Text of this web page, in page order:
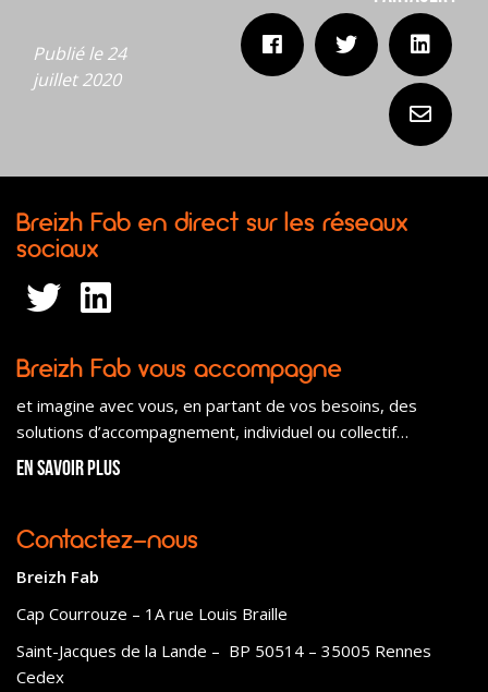
Publié le 24
juillet 2020
Breizh Fab vous accompagne
et imagine avec vous, en partant de vos besoins, des
solutions d’accompagnement, individuel ou collectif…
En savoir plus
Contactez-nous
Breizh Fab
Cap Courrouze – 1A rue Louis Braille
Saint-Jacques de la Lande – BP 50514 – 35005 Rennes
Cedex
Breizh Fab en direct sur les réseaux
sociaux